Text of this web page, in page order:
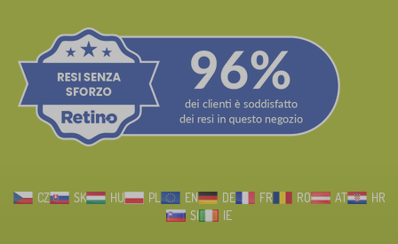
CZ SK HU PL EN DE FR RO AT
HR
SI
IE